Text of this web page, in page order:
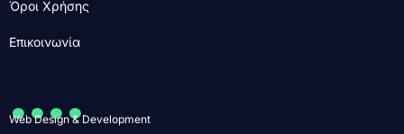
Όροι Χρήσης
Επικοινωνία
....
Web Design & Development